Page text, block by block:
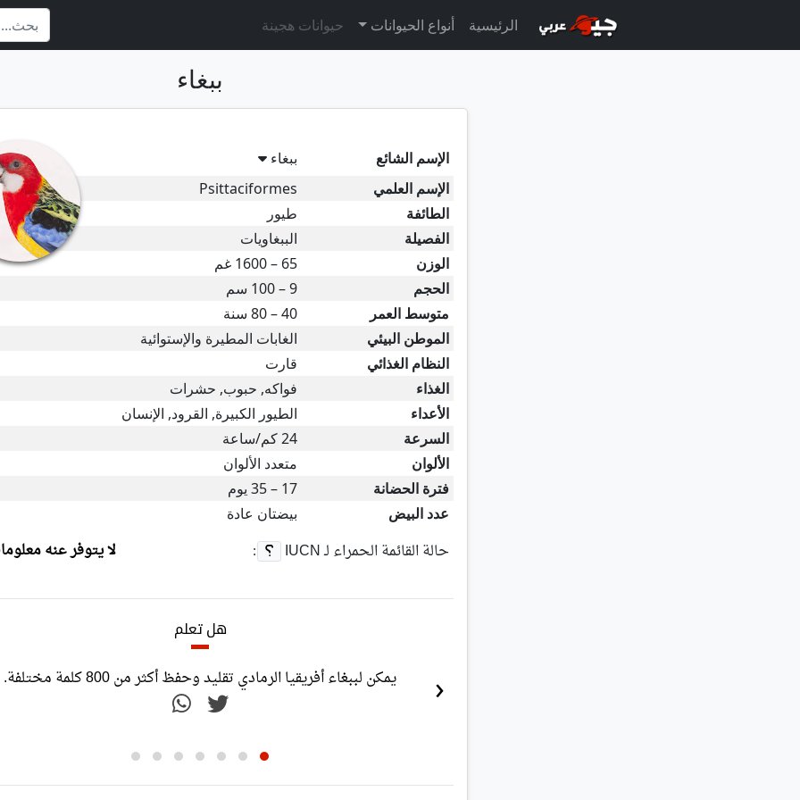
الرئيسية أنواع الحيوانات حيوانات هجينة
ببغاء
الإسم الشائع
ببغاء
الإسم العلمي
Psittaciformes
الطائفة
طيور
الفصيلة
الببغاويات
الوزن
65 – 1600 غم
الحجم
9 – 100 سم
متوسط العمر
40 – 80 سنة
الموطن البيئي
الغابات المطيرة والإستوائية
النظام الغذائي
قارت
الغذاء
فواكه, حبوب, حشرات
الأعداء
الطيور الكبيرة, القرود, الإنسان
السرعة
24 كم/ساعة
الألوان
متعدد الألوان
فترة الحضانة
17 – 35 يوم
عدد البيض
بيضتان عادة
حالة القائمة الحمراء لـ IUCN
: لا يتوفر عنه
هل تعلم
يمكن لببغاء أفريقيا الرمادي تقليد وحفظ أكثر من 800 كلمة مختلفة. ‹